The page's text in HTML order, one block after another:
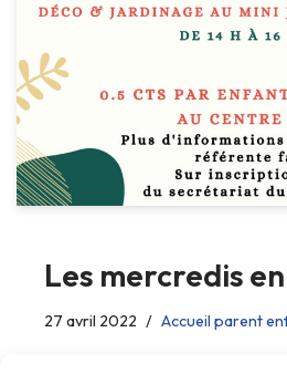
Les mercredis
27 avril 2022 Accueil parent